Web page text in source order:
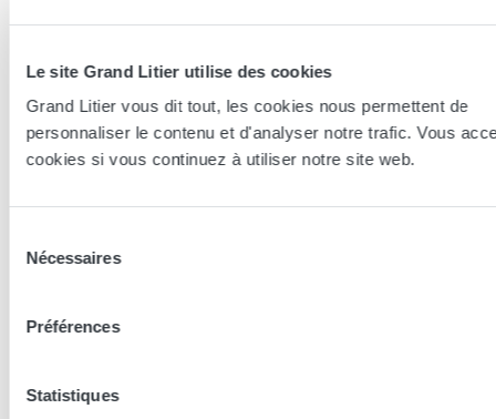
Le site Grand Litier utilise des cookies
Grand Litier vous dit tout, les cookies nous permettent de
personnaliser le contenu et d'analyser notre trafic. Vous
cookies si vous continuez à utiliser notre site web.
Nécessaires
Préférences
Statistiques
technologie, le confort, et les modèles les plus adaptés à votre
Trouver le magasin le plus proche